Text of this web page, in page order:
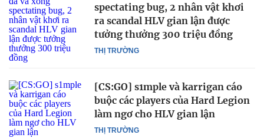
THỊ TRƯỜNG
spectating bug, 2 nhân vật khơi
ra scandal HLV gian lận được
tưởng thưởng 300 triệu đồng
THỊ TRƯỜNG
[CS:GO] s1mple và karrigan cáo
buộc các players của Hard Legion
làm ngơ cho HLV gian lận